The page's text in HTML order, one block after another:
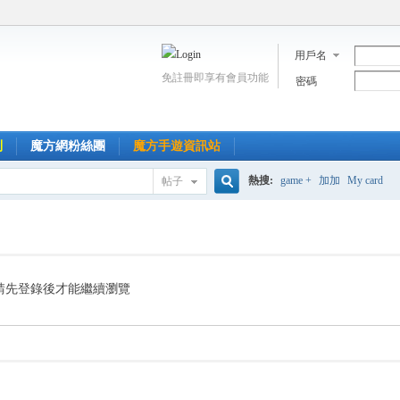
用戶名
密碼
免註冊即享有會員功能
魔方網粉絲團 魔方手遊資訊站
帖子 熱搜: game + 加加 My card
先登錄後才能繼續瀏覽